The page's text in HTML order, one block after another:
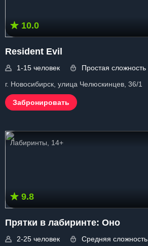
10.0
Resident Evil
1-15 человек
Простая сложность
г. Новосибирск, улица Челюскинцев, 36/1
Забронировать
Лабиринты, 14+
9.8
Прятки в лабиринте: Оно
2-25 человек
Средняя сложность